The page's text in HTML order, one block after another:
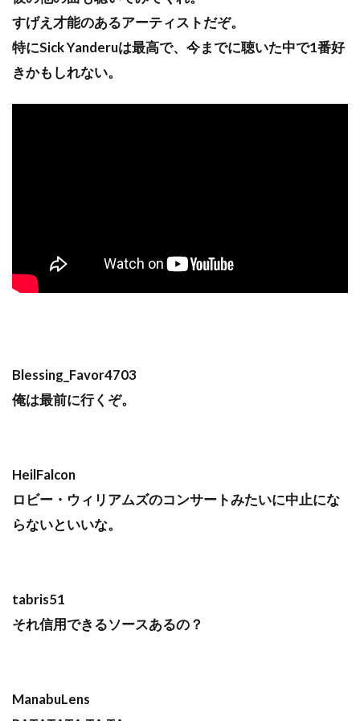
すげえ才能のあるアーティストだぞ。
特にSick Yanderuは最高で、今までに聴いた中で1番好
きかもしれない。
Blessing_Favor4703
俺は最前に行くぞ。
HeilFalcon
ロビー・ウィリアムズのコンサートみたいに中止にな
らないといいな。
tabris51
それ信用できるソースあるの？
ManabuLens